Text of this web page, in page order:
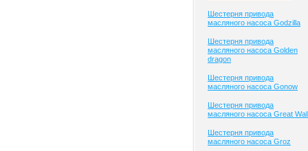
Шестерня привода
масляного насоса Godzilla
Шестерня привода
масляного насоса Golden
dragon
Шестерня привода
масляного насоса Gonow
Шестерня привода
масляного насоса Great Wall
Шестерня привода
масляного насоса Groz